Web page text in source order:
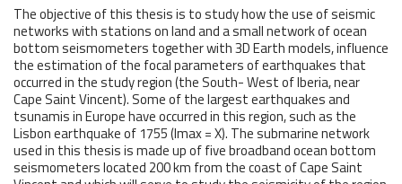
The objective of this thesis is to study how the use of seismic
networks with stations on land and a small network of ocean
bottom seismometers together with 3D Earth models, influence
the estimation of the focal parameters of earthquakes that
occurred in the study region (the South- West of Iberia, near
Cape Saint Vincent). Some of the largest earthquakes and
tsunamis in Europe have occurred in this region, such as the
Lisbon earthquake of 1755 (Imax = X). The submarine network
used in this thesis is made up of five broadband ocean bottom
seismometers located 200 km from the coast of Cape Saint